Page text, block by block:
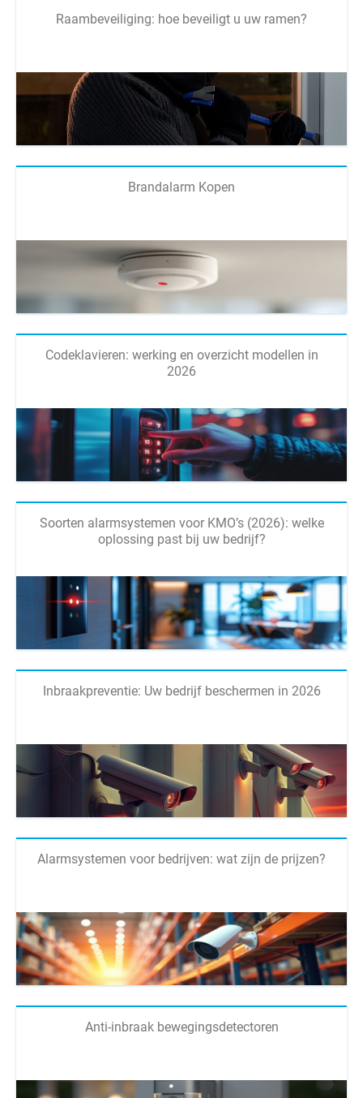
Raambeveiliging: hoe beveiligt u uw ramen?
Brandalarm Kopen
Codeklavieren: werking en overzicht modellen in
2026
Soorten alarmsystemen voor KMO’s (2026): welke
oplossing past bij uw bedrijf?
Inbraakpreventie: Uw bedrijf beschermen in 2026
Alarmsystemen voor bedrijven: wat zijn de prijzen?
Anti-inbraak bewegingsdetectoren